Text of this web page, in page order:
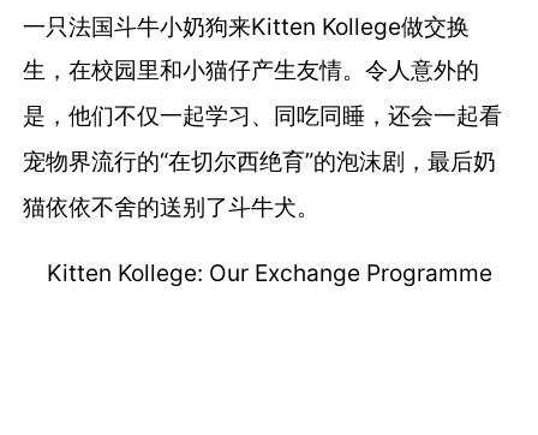
一只法国斗牛小奶狗来Kitten Kollege做交换
生，在校园里和小猫仔产生友情。令人意外的
是，他们不仅一起学习、同吃同睡，还会一起看
宠物界流行的“在切尔西绝育”的泡沫剧，最后奶
猫依依不舍的送别了斗牛犬。
Kitten Kollege: Our Exchange Programme